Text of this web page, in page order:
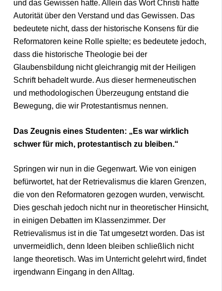
und das Gewissen hatte. Allein das Wort Christi hatte
Autorität über den Verstand und das Gewissen. Das
bedeutete nicht, dass der historische Konsens für die
Reformatoren keine Rolle spielte; es bedeutete jedoch,
dass die historische Theologie bei der
Glaubensbildung nicht gleichrangig mit der Heiligen
Schrift behadelt wurde. Aus dieser hermeneutischen
und methodologischen Überzeugung entstand die
Bewegung, die wir Protestantismus nennen.
Das Zeugnis eines Studenten: „Es war wirklich
schwer für mich, protestantisch zu bleiben.“
Springen wir nun in die Gegenwart. Wie von einigen
befürwortet, hat der Retrievalismus die klaren Grenzen,
die von den Reformatoren gezogen wurden, verwischt.
Dies geschah jedoch nicht nur in theoretischer Hinsicht,
in einigen Debatten im Klassenzimmer. Der
Retrievalismus ist in die Tat umgesetzt worden. Das ist
unvermeidlich, denn Ideen bleiben schließlich nicht
lange theoretisch. Was im Unterricht gelehrt wird, findet
irgendwann Eingang in den Alltag.